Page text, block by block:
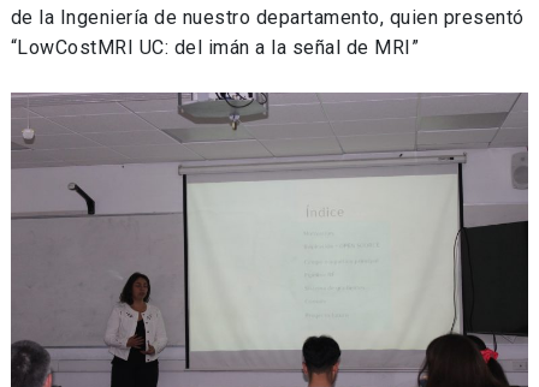
de la Ingeniería de nuestro departamento, quien presentó
“LowCostMRI UC: del imán a la señal de MRI”